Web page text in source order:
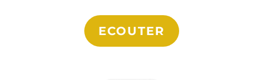
ECOUTER